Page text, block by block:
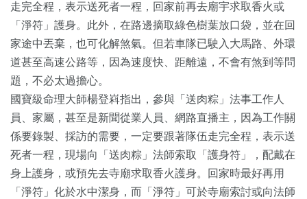
走完全程，表示送死者一程，回家前再去廟宇求取香火或
「淨符」護身。此外，在路邊摘取綠色樹葉放口袋，並在回
家途中丟棄，也可化解煞氣。但若車隊已駛入大馬路、外環
道甚至高速公路等，因為速度快、距離遠，不會有煞到等問
題，不必太過擔心。
國寶級命理大師楊登嵙指出，參與「送肉粽」法事工作人
員、家屬，甚至是新聞從業人員、網路直播主，因為工作關
係要錄製、採訪的需要，一定要跟著隊伍走完全程，表示送
死者一程，現場向「送肉粽」法師索取「護身符」，配戴在
身上護身，或預先去寺廟求取香火護身。回家時最好再用
「淨符」化於水中潔身，而「淨符」可於寺廟索討或向法師